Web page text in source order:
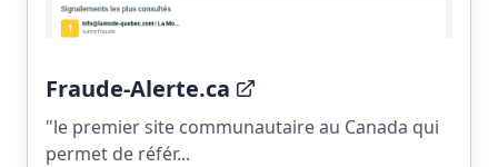
Fraude-Alerte.ca
"le premier site communautaire au Canada qui
permet de référ...